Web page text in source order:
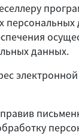
данных.